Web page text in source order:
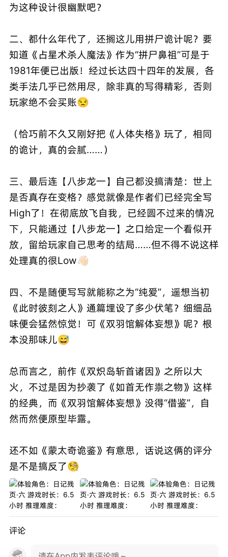
为这种设计很幽默吧？
二、都什么年代了，还搁这儿用拼尸诡计呢？要
知道《占星术杀人魔法》作为“拼尸鼻祖”可是于
1981年便已出版！经过长达四十四年的发展，各
类手法几乎已然用尽，除非真的写得精彩，否则
玩家绝不会买账😒
（恰巧前不久又刚好把《人体失格》玩了，相同
的诡计，真的会腻……）
三、最后连【八步龙一】自己都没搞清楚：世上
是否真存在变格？感觉就像是作者们已经完全写
High了！在彻底放飞自我，已经圆不过来的情况
下，只能通过【八步龙一】之口给定一个看似开
放，留给玩家自己思考的结局……但不得不说这样
处理真的很Low👋🏻
四、不是随便写写就能称之为“纯爱”，遥想当初
《此时彼刻之人》通篇埋设了多少伏笔？细细品
味便会猛然惊觉！可《双羽馆解体妄想》呢？根
本没那味儿😅
总而言之，前作《双炽岛斩首诸因》之所以大
火，不过是因为抄袭了《如首无作祟之物》这样
的经典，而《双羽馆解体妄想》没得“借鉴”，自
然而然便原型毕露。
还不如《蒙太奇诡鉴》有意思，话说这俩的评分
是不是搞反了🧐
评论